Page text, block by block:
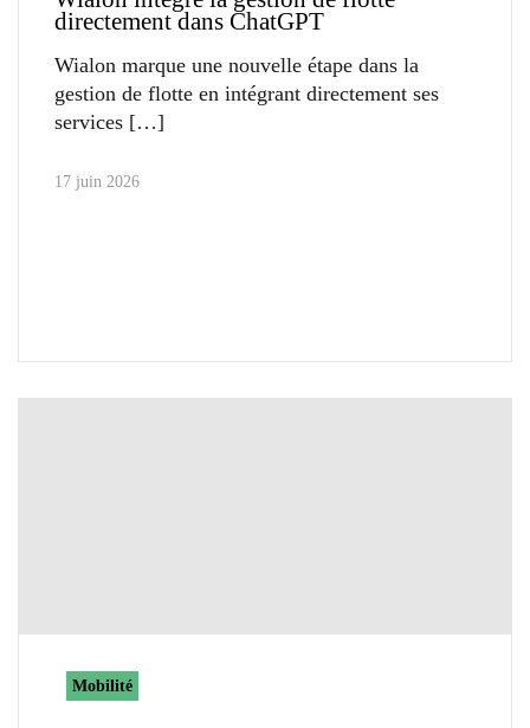
directement dans ChatGPT
Wialon marque une nouvelle étape dans la
gestion de flotte en intégrant directement ses
services
17 juin 2026
Mobilité